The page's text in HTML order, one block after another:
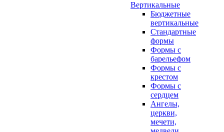
Вертикальные
Бюджетные
вертикальные
Стандартные
формы
Формы с
барельефом
Формы с
крестом
Формы с
сердцем
Ангелы,
церкви,
мечети,